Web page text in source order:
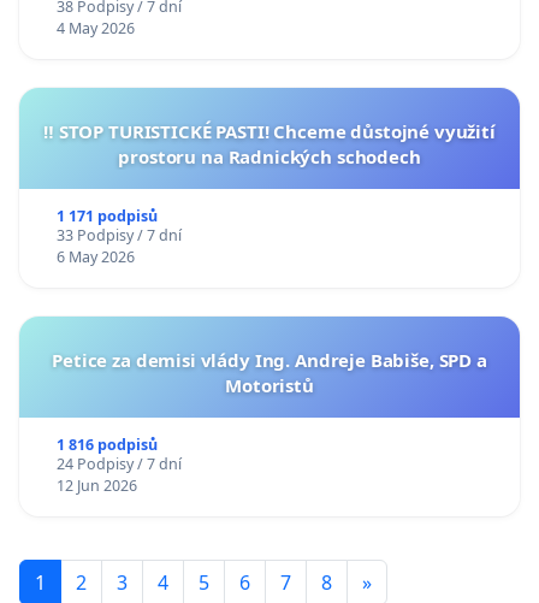
38 Podpisy / 7 dní
4 May 2026
‼️ STOP TURISTICKÉ PASTI! Chceme důstojné využití
prostoru na Radnických schodech
1 171 podpisů
33 Podpisy / 7 dní
6 May 2026
Petice za demisi vlády Ing. Andreje Babiše, SPD a
Motoristů
1 816 podpisů
24 Podpisy / 7 dní
12 Jun 2026
1 2 3 4 5 6 7 8 »